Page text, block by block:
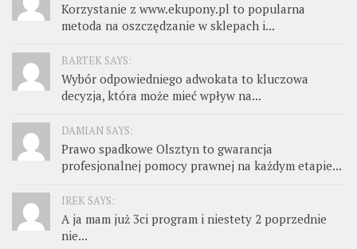
Korzystanie z www.ekupony.pl to popularna
metoda na oszczędzanie w sklepach i...
BARTEK SAYS:
Wybór odpowiedniego adwokata to kluczowa
decyzja, która może mieć wpływ na...
DAMIAN SAYS:
Prawo spadkowe Olsztyn to gwarancja
profesjonalnej pomocy prawnej na każdym etapie...
IREK SAYS:
A ja mam już 3ci program i niestety 2 poprzednie
nie...